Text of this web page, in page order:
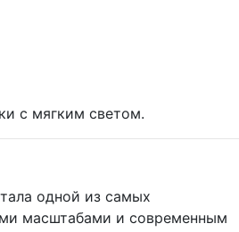
с мягким светом.
одной из самых
масштабами и современным